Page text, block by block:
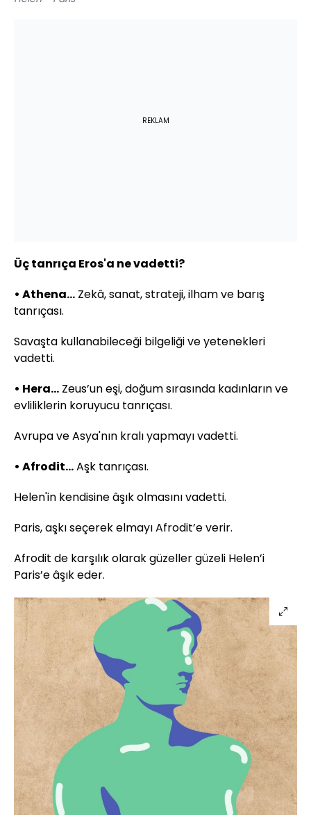
REKLAM
Üç tanrıça Eros'a ne vadetti?
• Athena... Zekâ, sanat, strateji, ilham ve barış
tanrıçası.
Savaşta kullanabileceği bilgeliği ve yetenekleri
vadetti.
• Hera… Zeus’un eşi, doğum sırasında kadınların ve
evliliklerin koruyucu tanrıçası.
Avrupa ve Asya'nın kralı yapmayı vadetti.
• Afrodit…Aşk tanrıçası.
Helen'in kendisine âşık olmasını vadetti.
Paris, aşkı seçerek elmayı Afrodit’e verir.
Afrodit de karşılık olarak güzeller güzeli Helen’i
Paris’e âşık eder.